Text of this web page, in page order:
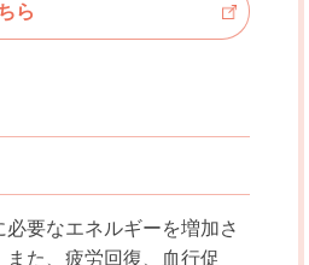
ら
要なエネルギーを増加さ
た、疲労回復、血行促